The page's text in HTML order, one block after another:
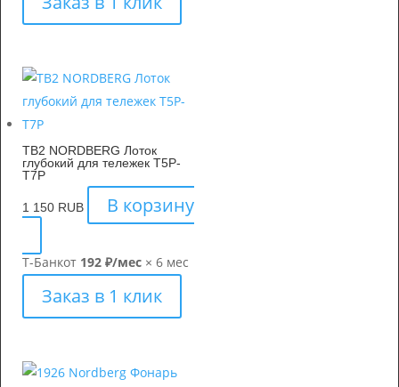
TB2 NORDBERG Лоток
глубокий для тележек T5P-
T7P
1 150 RUB В корзину
Т-Банкот 192 ₽/мес × 6 мес
Заказ в 1 клик